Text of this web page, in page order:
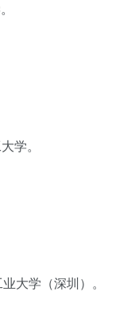
学。
大学（深圳）。